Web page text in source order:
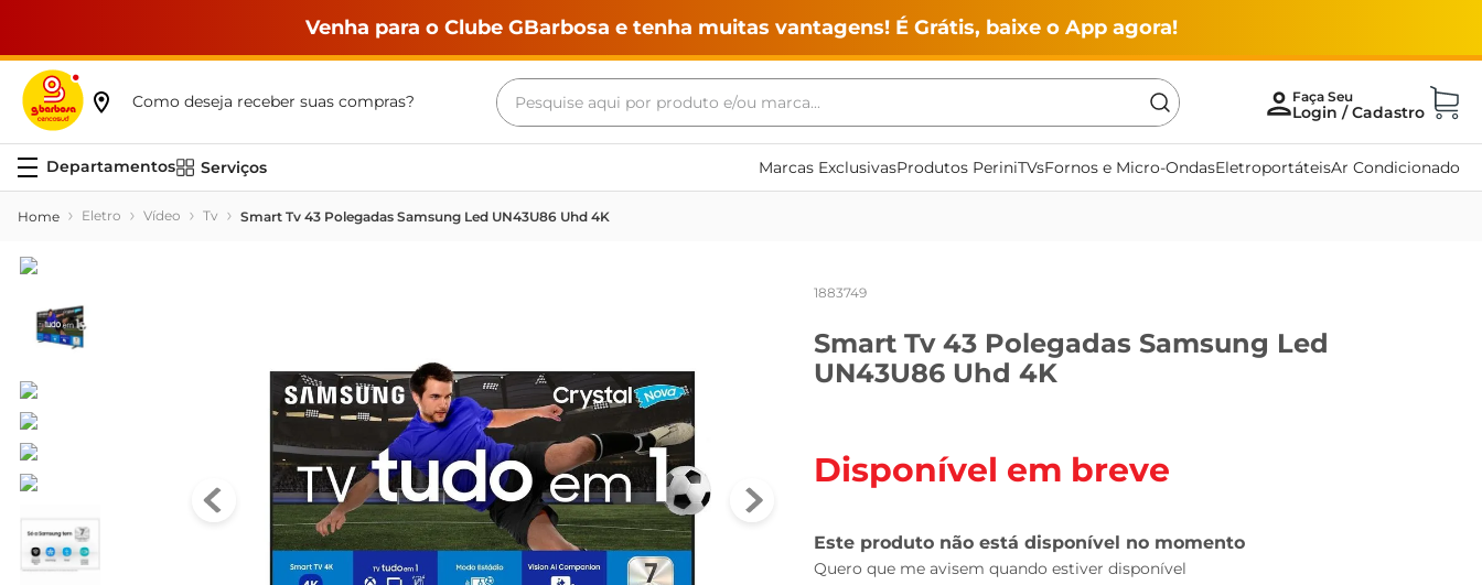
Venha para o Clube GBarbosa e tenha muitas vantagens! É Grátis, baixe o App agora!
Como deseja receber suas compras?
Pesquise aqui por produto e/ou marca...
Serviços Marcas ExclusivasProdutos PeriniTVsFornos e Micro-OndasEletroportáteisAr Condicionado
Eletro Vídeo Tv Smart Tv 43 Polegadas Samsung Led UN43U86 Uhd 4K
1883749
Smart Tv 43 Polegadas Samsung Led
UN43U86 Uhd 4K
Disponível em breve
Termos mais buscados
maquina lavar
frango
leite
vinho
leite pó
tv